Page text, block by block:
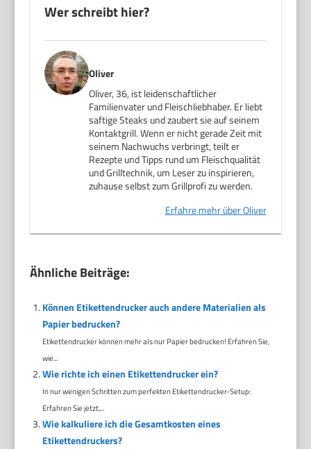
Wer schreibt hier?
Oliver
Oliver, 36, ist leidenschaftlicher
Familienvater und Fleischliebhaber. Er liebt
saftige Steaks und zaubert sie auf seinem
Kontaktgrill. Wenn er nicht gerade Zeit mit
seinem Nachwuchs verbringt, teilt er
Rezepte und Tipps rund um Fleischqualität
und Grilltechnik, um Leser zu inspirieren,
zuhause selbst zum Grillprofi zu werden.
Erfahre mehr über Oliver
Ähnliche Beiträge:
Können Etikettendrucker auch andere Materialien als
Papier bedrucken?
Etikettendrucker können mehr als nur Papier bedrucken! Erfahren Sie,
wie...
Wie richte ich einen Etikettendrucker ein?
In nur wenigen Schritten zum perfekten Etikettendrucker-Setup:
Erfahren Sie jetzt,...
Wie kalkuliere ich die Gesamtkosten eines
Etikettendruckers?